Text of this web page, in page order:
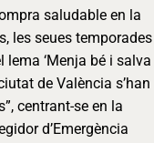
saludable en la
les seues temporades
‘Menja bé i salva
de València s’han
centrant-se en la
d’Emergència